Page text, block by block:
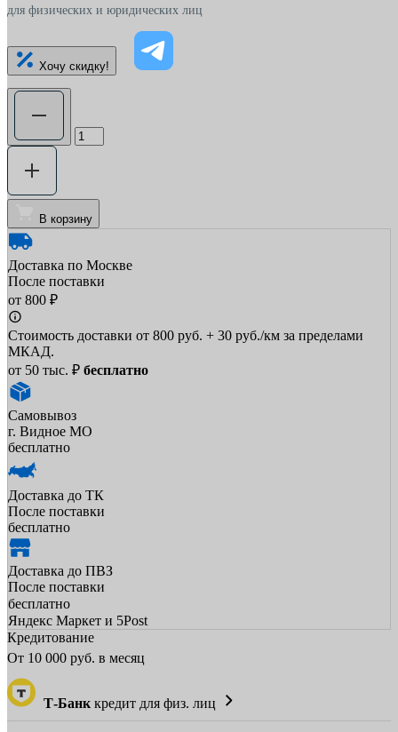
для физических и юридических лиц
Хочу скидку!
В корзину
Доставка по Москве
После поставки
от 800 ₽
Стоимость доставки от 800 руб. + 30 руб./км за пределами
МКАД.
от 50 тыс. ₽ бесплатно
Самовывоз
г. Видное МО
бесплатно
Доставка до ТК
После поставки
бесплатно
Доставка до ПВЗ
После поставки
бесплатно
Яндекс Маркет и 5Post
Кредитование
От 10 000 руб. в месяц
Т-Банк кредит для физ. лиц